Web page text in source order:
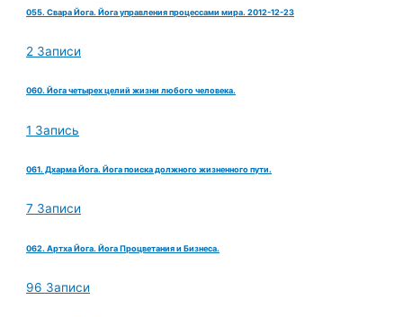
055. Свара Йога. Йога управления процессами мира. 2012-12-23
2 Записи
060. Йога четырех целий жизни любого человека.
1 Запись
061. Дхарма Йога. Йога поиска должного жизненного пути.
7 Записи
062. Артха Йога. Йога Процветания и Бизнеса.
96 Записи